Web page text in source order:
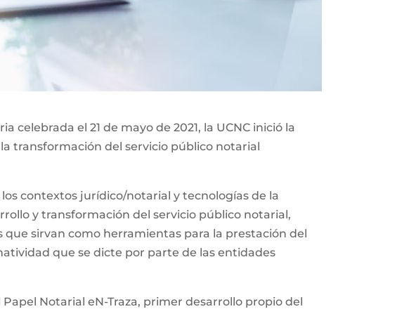
el 21 de mayo de 2021, la UCNC inició la
transformación del servicio público notarial
contextos jurídico/notarial y tecnologías de la
y transformación del servicio público notarial,
sirvan como herramientas para la prestación del
que se dicte por parte de las entidades
Notarial eN-Traza, primer desarrollo propio del